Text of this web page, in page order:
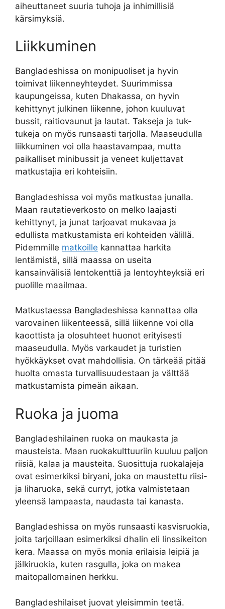
aiheuttaneet suuria tuhoja ja inhimillisiä
kärsimyksiä.
Liikkuminen
Bangladeshissa on monipuoliset ja hyvin
toimivat liikenneyhteydet. Suurimmissa
kaupungeissa, kuten Dhakassa, on hyvin
kehittynyt julkinen liikenne, johon kuuluvat
bussit, raitiovaunut ja lautat. Takseja ja tuk-
tukeja on myös runsaasti tarjolla. Maaseudulla
liikkuminen voi olla haastavampaa, mutta
paikalliset minibussit ja veneet kuljettavat
matkustajia eri kohteisiin.
Bangladeshissa voi myös matkustaa junalla.
Maan rautatieverkosto on melko laajasti
kehittynyt, ja junat tarjoavat mukavaa ja
edullista matkustamista eri kohteiden välillä.
Pidemmille matkoille kannattaa harkita
lentämistä, sillä maassa on useita
kansainvälisiä lentokenttiä ja lentoyhteyksiä eri
puolille maailmaa.
Matkustaessa Bangladeshissa kannattaa olla
varovainen liikenteessä, sillä liikenne voi olla
kaoottista ja olosuhteet huonot erityisesti
maaseudulla. Myös varkaudet ja turistien
hyökkäykset ovat mahdollisia. On tärkeää pitää
huolta omasta turvallisuudestaan ja välttää
matkustamista pimeän aikaan.
Ruoka ja juoma
Bangladeshilainen ruoka on maukasta ja
mausteista. Maan ruokakulttuuriin kuuluu paljon
riisiä, kalaa ja mausteita. Suosittuja ruokalajeja
ovat esimerkiksi biryani, joka on maustettu riisi-
ja liharuoka, sekä curryt, jotka valmistetaan
yleensä lampaasta, naudasta tai kanasta.
Bangladeshissa on myös runsaasti kasvisruokia,
joita tarjoillaan esimerkiksi dhalin eli linssikeiton
kera. Maassa on myös monia erilaisia leipiä ja
jälkiruokia, kuten rasgulla, joka on makea
maitopallomainen herkku.
Bangladeshilaiset juovat yleisimmin teetä.